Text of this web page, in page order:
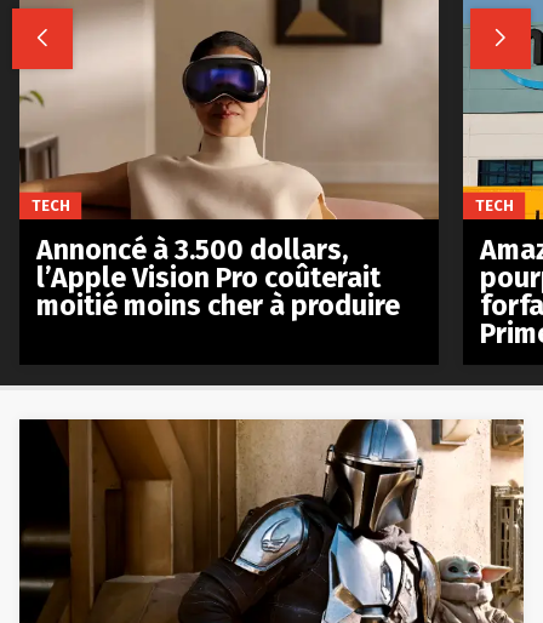
 
TECH
Annoncé à 3.500 dollars,
l’Apple Vision Pro coûterait
moitié moins cher à produire
TECH